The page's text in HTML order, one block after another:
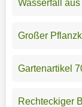
Wasserfall aus
Großer
Gartenartikel
Rechteckiger